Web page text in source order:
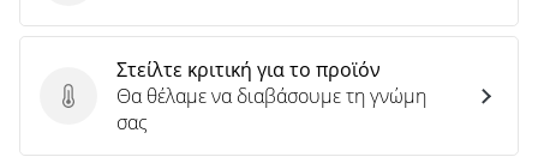
Στείλτε κριτική για το προϊόν
Στείλτε κριτική για το προϊόν
Θα θέλαμε να διαβάσουμε τη γνώμη
σας